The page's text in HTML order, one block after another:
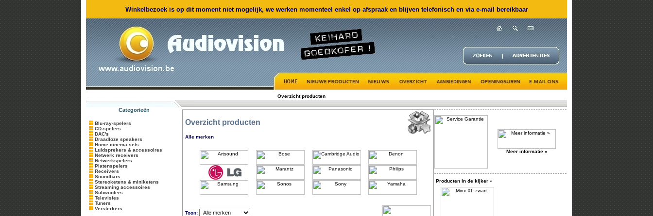
Winkelbezoek is op dit moment niet mogelijk, we werken momenteel enkel op afspraak en blijven telefonisch en via e-mail bereikbaar
Overzicht producten
Categorieën
Blu-ray-spelers
CD-spelers
DAC's
Draadloze speakers
Home cinema sets
Luidsprekers & accessoires
Netwerk receivers
Netwerkspelers
Platenspelers
Receivers
Soundbars
Stereoketens & miniketens
Streaming accessoires
Subwoofers
Televisies
Tuners
Versterkers
Overzicht producten
Alle merken
Toon:
Meer informatie »
Producten in de kijker »